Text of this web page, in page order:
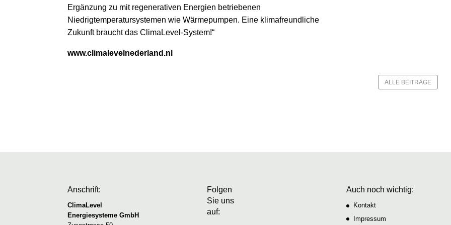
Ergänzung zu mit regenerativen Energien betriebenen
Niedrigtemperatursystemen wie Wärmepumpen. Eine klimafreundliche
Zukunft braucht das ClimaLevel-System!“
www.climalevelnederland.nl
ALLE BEITRÄGE
Anschrift:
ClimaLevel
Energiesysteme GmbH
Folgen
Sie uns
auf:
Auch noch wichtig:
Kontakt
Impressum